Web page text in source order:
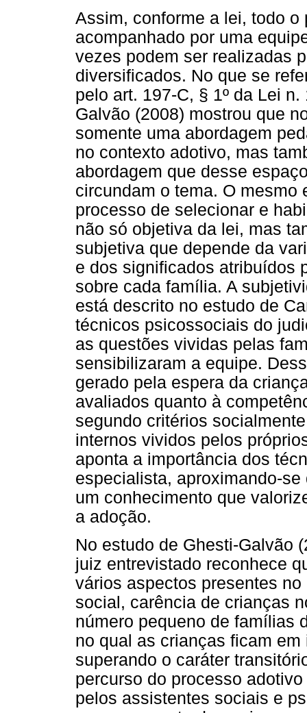
Assim, conforme a lei, todo
acompanhado por uma
vezes podem ser realizadas
diversificados. No que se
pelo art. 197-C, § 1º da Lei
Galvão (2008) mostrou que
somente uma abordagem
no contexto adotivo, mas
abordagem que desse
circundam o tema. O mesmo
processo de selecionar e
não só objetiva da lei, mas
subjetiva que depende da
e dos significados atribuídos
sobre cada família. A
está descrito no estudo de
técnicos psicossociais do
as questões vividas pelas
sensibilizaram a equipe.
gerado pela espera da
avaliados quanto à
segundo critérios
internos vividos pelos
aponta a importância dos
especialista, aproximando-
um conhecimento que
a adoção.
No estudo de Ghesti-Galvão
juiz entrevistado reconhece
vários aspectos presentes
social, carência de crianças
número pequeno de famílias
no qual as crianças ficam
superando o caráter
percurso do processo
pelos assistentes sociais e